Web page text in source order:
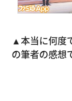
▲本当に何度
の筆者の感想